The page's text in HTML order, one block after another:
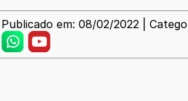
em: 08/02/2022 |